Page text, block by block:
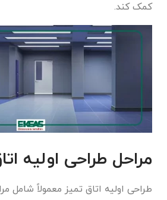
کمک کند.
مراحل طراحی اولیه
طراحی اولیه اتاق تمیز معمولاً شامل